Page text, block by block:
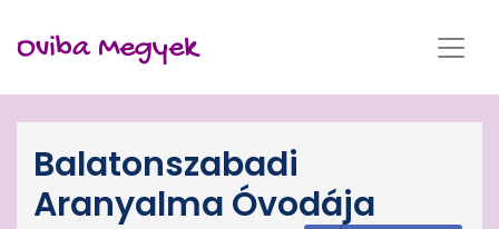
Oviba Megyek
Balatonszabadi
Aranyalma Óvodája